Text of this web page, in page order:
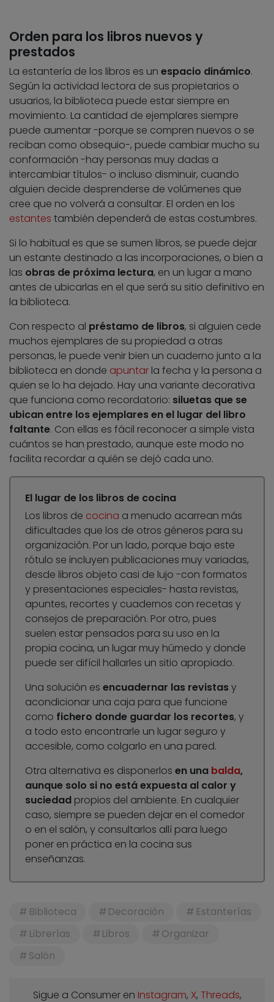
Orden para los libros nuevos y
prestados
La estantería de los libros es un espacio dinámico.
Según la actividad lectora de sus propietarios o
usuarios, la biblioteca puede estar siempre en
movimiento. La cantidad de ejemplares siempre
puede aumentar -porque se compren nuevos o se
reciban como obsequio-, puede cambiar mucho su
conformación -hay personas muy dadas a
intercambiar títulos- o incluso disminuir, cuando
alguien decide desprenderse de volúmenes que
cree que no volverá a consultar. El orden en los
estantes también dependerá de estas costumbres.
Si lo habitual es que se sumen libros, se puede dejar
un estante destinado a las incorporaciones, o bien a
las obras de próxima lectura, en un lugar a mano
antes de ubicarlas en el que será su sitio definitivo en
la biblioteca.
Con respecto al préstamo de libros, si alguien cede
muchos ejemplares de su propiedad a otras
personas, le puede venir bien un cuaderno junto a la
biblioteca en donde apuntar la fecha y la persona a
quien se lo ha dejado. Hay una variante decorativa
que funciona como recordatorio: siluetas que se
ubican entre los ejemplares en el lugar del libro
faltante. Con ellas es fácil reconocer a simple vista
cuántos se han prestado, aunque este modo no
facilita recordar a quién se dejó cada uno.
El lugar de los libros de cocina
Los libros de cocina a menudo acarrean más
dificultades que los de otros géneros para su
organización. Por un lado, porque bajo este
rótulo se incluyen publicaciones muy variadas,
desde libros objeto casi de lujo -con formatos
y presentaciones especiales- hasta revistas,
apuntes, recortes y cuadernos con recetas y
consejos de preparación. Por otro, pues
suelen estar pensados para su uso en la
propia cocina, un lugar muy húmedo y donde
puede ser difícil hallarles un sitio apropiado.
Una solución es encuadernar las revistasy
acondicionar una caja para que funcione
como fichero donde guardar los recortes, y
a todo esto encontrarle un lugar seguro y
accesible, como colgarlo en una pared.
Otra alternativa es disponerlos en una balda,
aunque solo si no está expuesta al calor y
suciedad propios del ambiente. En cualquier
caso, siempre se pueden dejar en el comedor
o en el salón, y consultarlos allí para luego
poner en práctica en la cocina sus
enseñanzas.
Biblioteca Decoración
Estanterías
Librerías
Libros
Organizar
Salón
Sigue a Consumer en Instagram, X, Threads,